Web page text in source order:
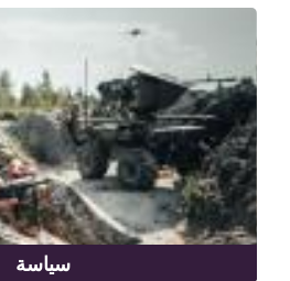
سياسة